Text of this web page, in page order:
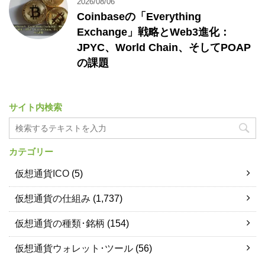
Coinbaseの「Everything
Exchange」戦略とWeb3進化：
JPYC、World Chain、そしてPOAP
の課題
サイト内検索
カテゴリー
仮想通貨ICO (5)
仮想通貨の仕組み (1,737)
仮想通貨の種類･銘柄 (154)
仮想通貨ウォレット･ツール (56)